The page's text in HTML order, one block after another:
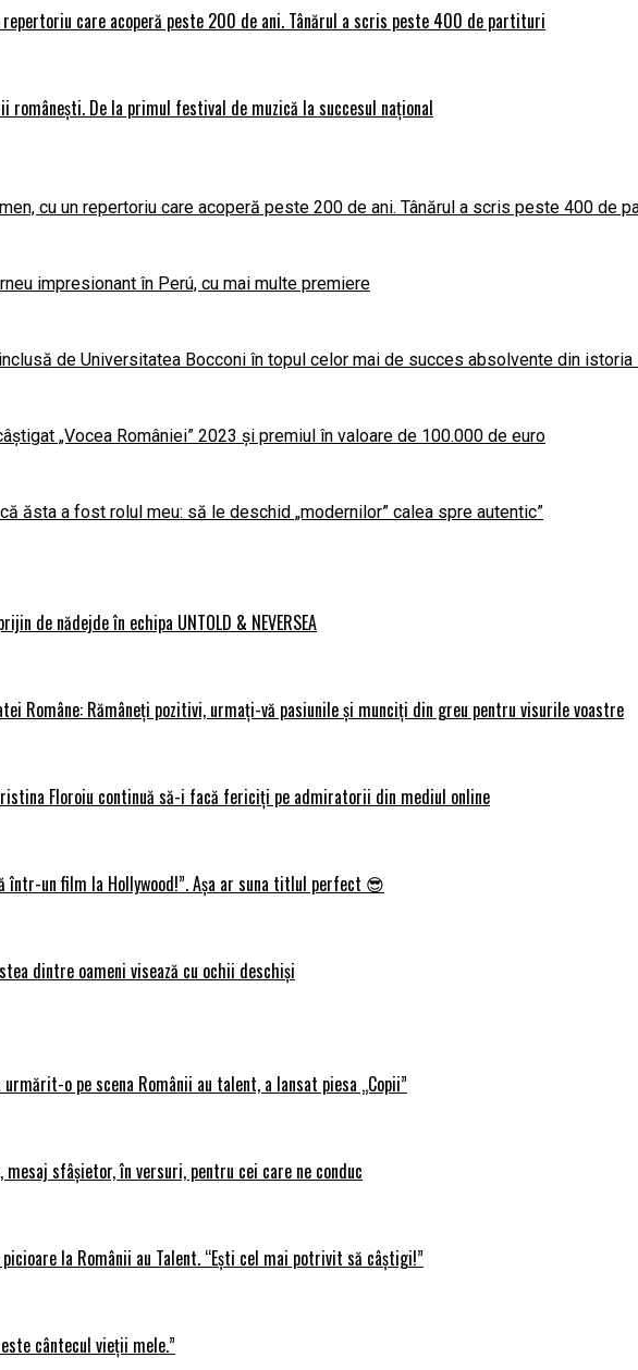
repertoriu care acoperă peste 200 de ani. Tânărul a scris peste 400 de partituri
românești. De la primul festival de muzică la succesul național
cu un repertoriu care acoperă peste 200 de ani. Tânărul a scris peste 400 de
impresionant în Perú, cu mai multe premiere
de Universitatea Bocconi în topul celor mai de succes absolvente din istoria
„Vocea României” 2023 și premiul în valoare de 100.000 de euro
ăsta a fost rolul meu: să le deschid „modernilor” calea spre autentic”
de nădejde în echipa UNTOLD & NEVERSEA
Române: Rămâneți pozitivi, urmați-vă pasiunile și munciți din greu pentru visurile voastre
Floroiu continuă să-i facă fericiți pe admiratorii din mediul online
într-un film la Hollywood!”. Așa ar suna titlul perfect 😎
dintre oameni visează cu ochii deschiși
o pe scena Românii au talent, a lansat piesa „Copii”
sfâșietor, în versuri, pentru cei care ne conduc
la Românii au Talent. “Ești cel mai potrivit să câștigi!”
cântecul vieții mele.”